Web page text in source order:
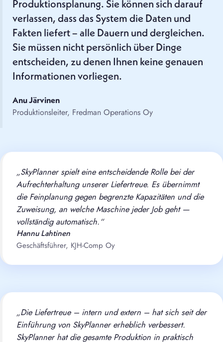
Produktionsplanung. Sie können sich darauf
verlassen, dass das System die Daten und
Fakten liefert – alle Dauern und dergleichen.
Sie müssen nicht persönlich über Dinge
entscheiden, zu denen Ihnen keine genauen
Informationen vorliegen.
Anu Järvinen
Produktionsleiter, Fredman Operations Oy
„SkyPlanner spielt eine entscheidende Rolle bei der
Aufrechterhaltung unserer Liefertreue. Es übernimmt
die Feinplanung gegen begrenzte Kapazitäten und die
Zuweisung, an welche Maschine jeder Job geht —
vollständig automatisch.“
Hannu Lahtinen
Geschäftsführer, KJH-Comp Oy
„Die Liefertreue – intern und extern – hat sich seit der
Einführung von SkyPlanner erheblich verbessert.
SkyPlanner hat die gesamte Produktion in praktisch